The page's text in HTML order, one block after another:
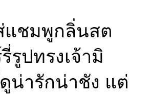
แชมพูกลิ่นสต
รูปทรงเจ้ามิ
น่ารักน่าชัง แต่